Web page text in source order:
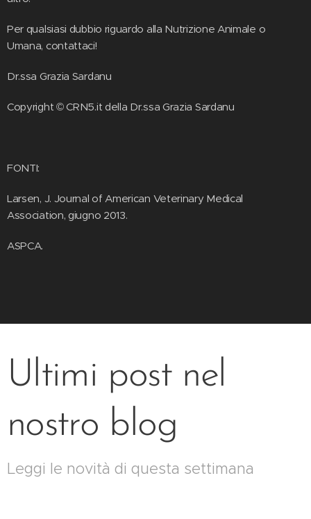
Per qualsiasi dubbio riguardo alla Nutrizione Animale o
Umana, contattaci!
Dr.ssa Grazia Sardanu
Copyright © CRN5.it della Dr.ssa Grazia Sardanu
FONTI:
Larsen, J. Journal of American Veterinary Medical
Association, giugno 2013.
ASPCA.
Ultimi post nel
nostro blog
Leggi le novità di questa settimana